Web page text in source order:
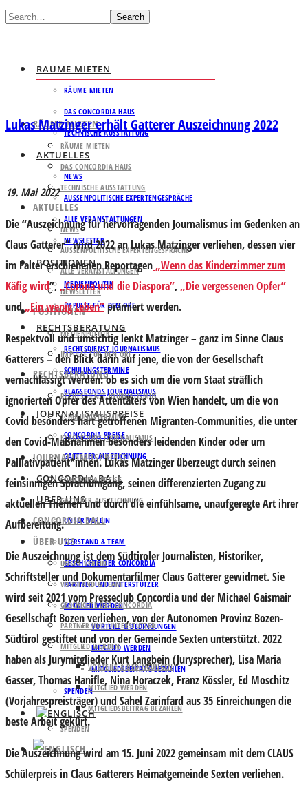
Search
RÄUME MIETEN
RÄUME MIETEN
DAS CONCORDIA HAUS
TECHNISCHE AUSSTATTUNG
AKTUELLES
NEWS
AUSSENPOLITISCHE EXPERTENGESPRÄCHE
ALLE VERANSTALTUNGEN
NEWSLETTER
POSITIONEN
MEDIENPOLITIK
IMPULSE FÜR DEN ORF
RECHTSBERATUNG
RECHTSDIENST JOURNALISMUS
SCHULUNGSTERMINE
KLAGSFONDS JOURNALISMUS
JOURNALISMUSPREISE
CONCORDIA PREISE
GATTERER AUSZEICHNUNG
CONCORDIA BALL
ÜBER UNS
UNSER VEREIN
VORSTAND & TEAM
GESCHICHTE DER CONCORDIA
PARTNER UND UNTERSTÜTZER
MITGLIED WERDEN
VORTEILE & BEDINGUNGEN
MITGLIED WERDEN
MITGLIEDSBEITRAG BEZAHLEN
SPENDEN
RÄUME MIETEN
RÄUME MIETEN
DAS CONCORDIA HAUS
TECHNISCHE AUSSTATTUNG
AKTUELLES
NEWS
AUSSENPOLITISCHE EXPERTENGESPRÄCHE
ALLE VERANSTALTUNGEN
NEWSLETTER
POSITIONEN
MEDIENPOLITIK
IMPULSE FÜR DEN ORF
RECHTSBERATUNG
RECHTSDIENST JOURNALISMUS
SCHULUNGSTERMINE
KLAGSFONDS JOURNALISMUS
JOURNALISMUSPREISE
CONCORDIA PREISE
GATTERER AUSZEICHNUNG
CONCORDIA BALL
ÜBER UNS
UNSER VEREIN
VORSTAND & TEAM
GESCHICHTE DER CONCORDIA
PARTNER UND UNTERSTÜTZER
MITGLIED WERDEN
VORTEILE & BEDINGUNGEN
MITGLIED WERDEN
MITGLIEDSBEITRAG BEZAHLEN
SPENDEN
Lukas Matzinger erhält Gatterer Auszeichnung 2022
19. Mai 2022
Die “Auszeichnung für hervorragenden Journalismus im Gedenken an
Claus Gatterer” wird 2022 an Lukas Matzinger verliehen, dessen vier
im Falter erschienenen Reportagen„Wenn das Kinderzimmer zum
Käfig wird”,„Corona und die Diaspora”,„Die vergessenen Opfer”
und„Ein wenig Leben”prämiert werden.
Respektvoll und umsichtig lenkt Matzinger – ganz im Sinne Claus
Gatterers – den Blick darin auf jene, die von der Gesellschaft
vernachlässigt werden: ob es sich um die vom Staat sträflich
ignorierten Opfer des Attentäters von Wien handelt, um die von
Covid besonders hart getroffenen Migranten-Communities, die unter
den Covid-Maßnahmen besonders leidenden Kinder oder um
Palliativpatient*innen. Lukas Matzinger überzeugt durch seinen
feinsinnigen Sprachumgang, seinen differenzierten Zugang zu
aktuellen Themen und durch die einfühlsame, unaufgeregte Art ihrer
Aufbereitung.
Die Auszeichnung ist dem Südtiroler Journalisten, Historiker,
Schriftsteller und Dokumentarfilmer Claus Gatterer gewidmet. Sie
wird seit 2021 vom Presseclub Concordia und der Michael Gaismair
Gesellschaft Bozen verliehen, von der Autonomen Provinz Bozen-
Südtirol gestiftet und von der Gemeinde Sexten unterstützt. 2022
haben als Jurymitglieder Kurt Langbein (Jurysprecher), Lisa Maria
Gasser, Thomas Hanifle, Nina Horaczek, Franz Kössler, Ed Moschitz
(Vorjahrespreisträger) und Sahel Zarinfard aus 35 Einreichungen die
beste Arbeit gekürt.
Die Auszeichnung wird am 15. Juni 2022 gemeinsam mit dem CLAUS
Schülerpreis in Claus Gatterers Heimatgemeinde Sexten verliehen.